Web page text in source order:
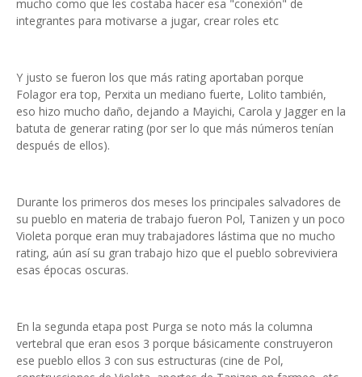
mucho como que les costaba hacer esa "conexión" de
integrantes para motivarse a jugar, crear roles etc
Y justo se fueron los que más rating aportaban porque
Folagor era top, Perxita un mediano fuerte, Lolito también,
eso hizo mucho daño, dejando a Mayichi, Carola y Jagger en la
batuta de generar rating (por ser lo que más números tenían
después de ellos).
Durante los primeros dos meses los principales salvadores de
su pueblo en materia de trabajo fueron Pol, Tanizen y un poco
Violeta porque eran muy trabajadores lástima que no mucho
rating, aún así su gran trabajo hizo que el pueblo sobreviviera
esas épocas oscuras.
En la segunda etapa post Purga se noto más la columna
vertebral que eran esos 3 porque básicamente construyeron
ese pueblo ellos 3 con sus estructuras (cine de Pol,